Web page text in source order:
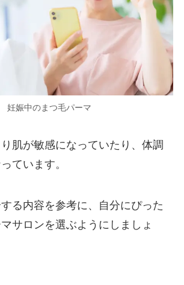
妊娠中のまつ毛パーマ
肌が敏感になっていたり、体調
ています。
る内容を参考に、自分にぴった
サロンを選ぶようにしましょ